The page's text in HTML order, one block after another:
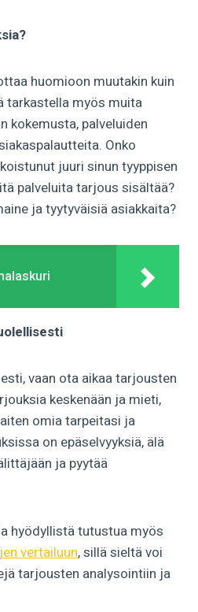
huomioon muutakin kuin
tarkastella myös muita
kokemusta, palveluiden
Onko
juuri sinun tyyppisen
palveluita tarjous sisältää?
ja tyytyväisiä asiakkaita?
vaan ota aikaa tarjousten
keskenään ja mieti,
omia tarpeitasi ja
on epäselvyyksiä, älä
ja pyytää
hyödyllistä tutustua myös
vertailuun, sillä sieltä voi
tarjousten analysointiin ja